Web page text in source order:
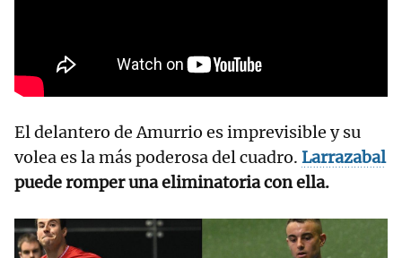
El delantero de Amurrio es imprevisible y su
volea es la más poderosa del cuadro. Larrazabal
puede romper una eliminatoria con ella.